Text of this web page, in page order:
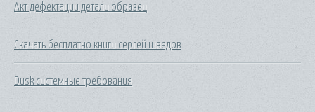
Акт дефектации детали образец
Скачать бесплатно книги сергей шведов
Dusk системные требования